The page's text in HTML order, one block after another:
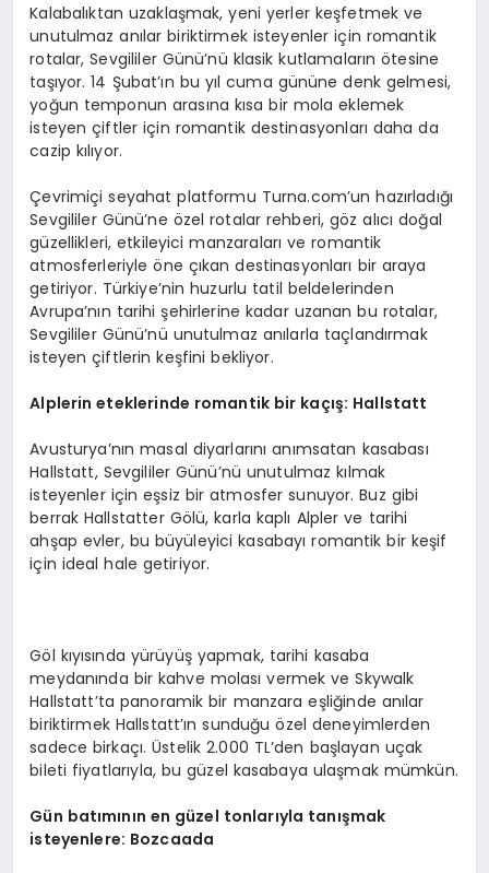
Kalabalıktan uzaklaşmak, yeni yerler keşfetmek ve
unutulmaz anılar biriktirmek isteyenler için romantik
rotalar, Sevgililer Günü’nü klasik kutlamaların ötesine
taşıyor. 14 Şubat’ın bu yıl cuma gününe denk gelmesi,
yoğun temponun arasına kısa bir mola eklemek
isteyen çiftler için romantik destinasyonları daha da
cazip kılıyor.
Çevrimiçi seyahat platformu Turna.com’un hazırladığı
Sevgililer Günü’ne özel rotalar rehberi, göz alıcı doğal
güzellikleri, etkileyici manzaraları ve romantik
atmosferleriyle öne çıkan destinasyonları bir araya
getiriyor. Türkiye’nin huzurlu tatil beldelerinden
Avrupa’nın tarihi şehirlerine kadar uzanan bu rotalar,
Sevgililer Günü’nü unutulmaz anılarla taçlandırmak
isteyen çiftlerin keşfini bekliyor.
Alplerin eteklerinde romantik bir kaçış: Hallstatt
Avusturya’nın masal diyarlarını anımsatan kasabası
Hallstatt, Sevgililer Günü’nü unutulmaz kılmak
isteyenler için eşsiz bir atmosfer sunuyor. Buz gibi
berrak Hallstatter Gölü, karla kaplı Alpler ve tarihi
ahşap evler, bu büyüleyici kasabayı romantik bir keşif
için ideal hale getiriyor.
Göl kıyısında yürüyüş yapmak, tarihi kasaba
meydanında bir kahve molası vermek ve Skywalk
Hallstatt’ta panoramik bir manzara eşliğinde anılar
biriktirmek Hallstatt’ın sunduğu özel deneyimlerden
sadece birkaçı. Üstelik 2.000 TL’den başlayan uçak
bileti fiyatlarıyla, bu güzel kasabaya ulaşmak mümkün.
Gün batımının en güzel tonlarıyla tanışmak
isteyenlere: Bozcaada